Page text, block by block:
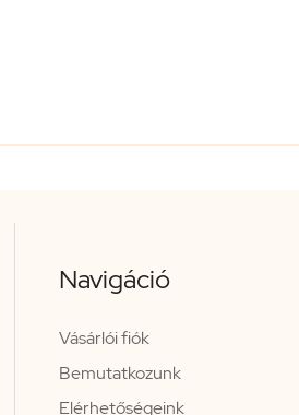
Navigáció
Vásárlói fiók
Bemutatkozunk
Elérhetőségeink